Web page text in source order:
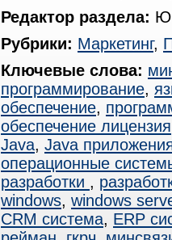
Редактор раздела:
Рубрики: Маркетинг,
Ключевые слова:
программирование,
обеспечение,
обеспечение лицензия
Java, Java
операционные
разработки ,
windows, windows
CRM система, ERP